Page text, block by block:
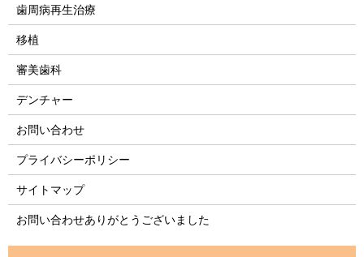
歯周病再生治療
移植
審美歯科
デンチャー
お問い合わせ
プライバシーポリシー
サイトマップ
お問い合わせありがとうございました